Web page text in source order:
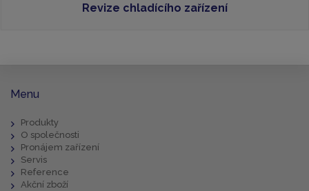
Revize chladícího zařízení
Menu
Produkty
O společnosti
Pronájem zařízení
Servis
Reference
Akční zboží